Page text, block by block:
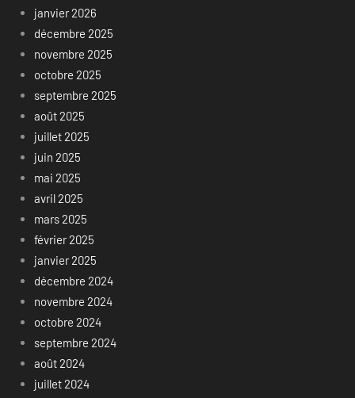
janvier 2026
décembre 2025
novembre 2025
octobre 2025
septembre 2025
août 2025
juillet 2025
juin 2025
mai 2025
avril 2025
mars 2025
février 2025
janvier 2025
décembre 2024
novembre 2024
octobre 2024
septembre 2024
août 2024
juillet 2024